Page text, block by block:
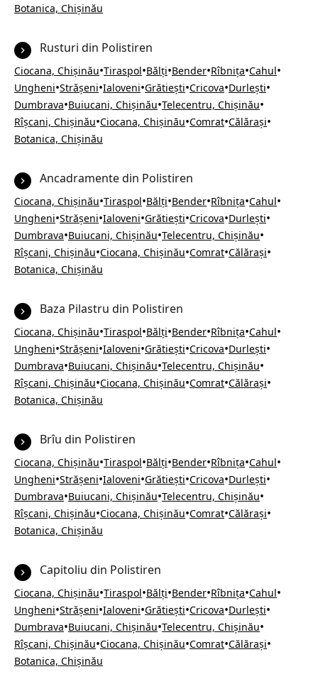
Botanica, Chișinău
Rusturi din Polistiren
Ciocana, Chișinău•Tiraspol•Bălți•Bender•Rîbnița•Cahul•
Ungheni•Strășeni•Ialoveni•Grătiești•Cricova•Durlești•
Dumbrava•Buiucani, Chișinău•Telecentru, Chișinău•
Rîșcani, Chișinău•Ciocana, Chișinău•Comrat•Călărași•
Botanica, Chișinău
Ancadramente din Polistiren
Ciocana, Chișinău•Tiraspol•Bălți•Bender•Rîbnița•Cahul•
Ungheni•Strășeni•Ialoveni•Grătiești•Cricova•Durlești•
Dumbrava•Buiucani, Chișinău•Telecentru, Chișinău•
Rîșcani, Chișinău•Ciocana, Chișinău•Comrat•Călărași•
Botanica, Chișinău
Baza Pilastru din Polistiren
Ciocana, Chișinău•Tiraspol•Bălți•Bender•Rîbnița•Cahul•
Ungheni•Strășeni•Ialoveni•Grătiești•Cricova•Durlești•
Dumbrava•Buiucani, Chișinău•Telecentru, Chișinău•
Rîșcani, Chișinău•Ciocana, Chișinău•Comrat•Călărași•
Botanica, Chișinău
Brîu din Polistiren
Ciocana, Chișinău•Tiraspol•Bălți•Bender•Rîbnița•Cahul•
Ungheni•Strășeni•Ialoveni•Grătiești•Cricova•Durlești•
Dumbrava•Buiucani, Chișinău•Telecentru, Chișinău•
Rîșcani, Chișinău•Ciocana, Chișinău•Comrat•Călărași•
Botanica, Chișinău
Capitoliu din Polistiren
Ciocana, Chișinău•Tiraspol•Bălți•Bender•Rîbnița•Cahul•
Ungheni•Strășeni•Ialoveni•Grătiești•Cricova•Durlești•
Dumbrava•Buiucani, Chișinău•Telecentru, Chișinău•
Rîșcani, Chișinău•Ciocana, Chișinău•Comrat•Călărași•
Botanica, Chișinău